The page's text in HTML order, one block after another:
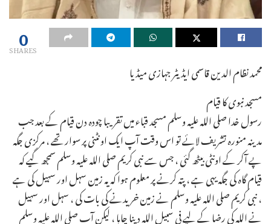
0
SHARES
محمد نظام الدین قاسمی ایڈیٹر جہازی میڈیا
مسجد نبوی کا قیام
رسول خدا صلی اللہ علیہ وسلم مسجد قباء میں تقریبا چودہ دن قیام کے بعد جب
مدینہ منورہ تشریف لائے تو اس وقت آپ ایک اونٹنی پر سوار تھے ، مرکزی جگہ
پے آکر کے اونٹی بیٹھ گئی ، جس سے نبی کریم صلی اللہ علیہ وسلم سمجھ گیے کہ
قیام گاہ کی جگہ یہی ہے ، پتہ کرنے پر معلوم ہوا کہ یہ زمین سہل اور سہیل کی ہے
، نبی کریم صلی اللہ علیہ وسلم نے زمین خریدنے کی بات کی ، سہل اور سہیل
نے اللہ کی رضا کے لیے فی سبیل اللہ دینا چاہا ، لیکن آپ صلی اللہ علیہ وسلم